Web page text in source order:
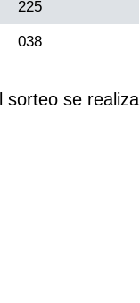
225
038
sorteo se realiza